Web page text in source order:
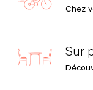
Chez
Sur